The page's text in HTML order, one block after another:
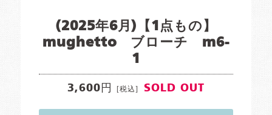
(2025年6月)【1点もの】
mughetto ブローチ m6-
1
3,600円 [税込] SOLD OUT